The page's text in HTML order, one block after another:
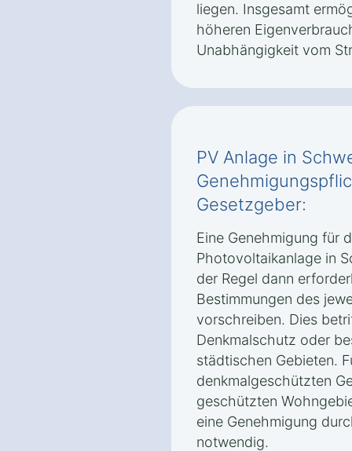
liegen. Insgesamt
höheren
Unabhängigkeit vom
PV Anlage in
Gesetzgeber:
Eine Genehmigung für
Photovoltaikanlage in
der Regel dann
Bestimmungen des
vorschreiben. Dies
Denkmalschutz oder
städtischen Gebieten.
denkmalgeschützten
geschützten
eine Genehmigung
notwendig.